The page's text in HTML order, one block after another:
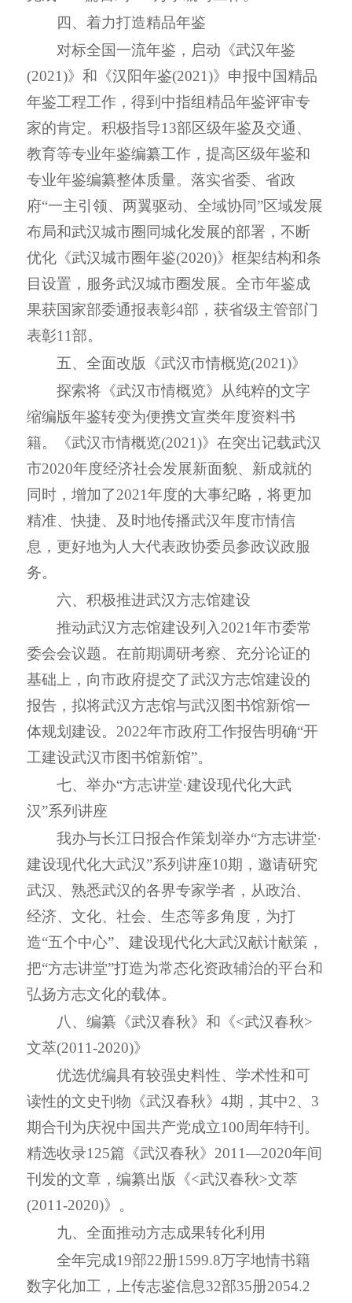
四、着力打造精品年鉴
对标全国一流年鉴，启动《武汉年鉴
(2021)》和《汉阳年鉴(2021)》申报中国精品
年鉴工程工作，得到中指组精品年鉴评审专
家的肯定。积极指导13部区级年鉴及交通、
教育等专业年鉴编纂工作，提高区级年鉴和
专业年鉴编纂整体质量。落实省委、省政
府“一主引领、两翼驱动、全域协同”区域发展
布局和武汉城市圈同城化发展的部署，不断
优化《武汉城市圈年鉴(2020)》框架结构和条
目设置，服务武汉城市圈发展。全市年鉴成
果获国家部委通报表彰4部，获省级主管部门
表彰11部。
五、全面改版《武汉市情概览(2021)》
探索将《武汉市情概览》从纯粹的文字
缩编版年鉴转变为便携文宣类年度资料书
籍。《武汉市情概览(2021)》在突出记载武汉
市2020年度经济社会发展新面貌、新成就的
同时，增加了2021年度的大事纪略，将更加
精准、快捷、及时地传播武汉年度市情信
息，更好地为人大代表政协委员参政议政服
务。
六、积极推进武汉方志馆建设
推动武汉方志馆建设列入 2021年市委常
委会会议题。在前期调研考察、充分论证的
基础上，向市政府提交了武汉方志馆建设的
报告 ，拟将武汉方志馆与武汉图书馆新馆一
体规划建设。 2022年市政府工作报告明确“开
工建设武汉市图书馆新馆”。
七、举办“方志讲堂·建设现代化大武
汉”系列讲座
我办与长江日报合作策划举办“方志讲堂·
建设现代化大武汉”系列讲座10期，邀请研究
武汉、熟悉武汉的各界专家学者， 从政治、
经济、文化、社会、生态等多角度， 为打
造“五个中心”、建设现代化大武汉献计献策 ，
把“方志讲堂”打造为常态化资政辅治的平台和
弘扬方志文化的载体。
八、编纂《武汉春秋》和《<武汉春秋>
文萃(2011-2020)》
优选优编具有较强史料性、学术性和可
读性的文史刊物《武汉春秋》4期，其中2、 3
期合刊为庆祝中国共产党成立100周年特刊。
精选收录125篇《武汉春秋》 2011—2020年间
刊发的文章，编纂出版《<武汉春秋>文萃
(2011-2020)》。
九、全面推动方志成果转化利用
全年完成19部22册1599.8万字地情书籍
数字化加工，上传志鉴信息32部35册2054.2